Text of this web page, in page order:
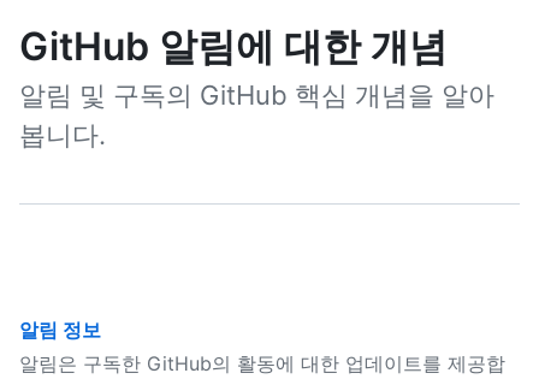
GitHub 알림에 대한 개념
알림 및 구독의 GitHub 핵심 개념을 알아
봅니다.
알림 정보
알림은 구독한 GitHub의 활동에 대한 업데이트를 제공합